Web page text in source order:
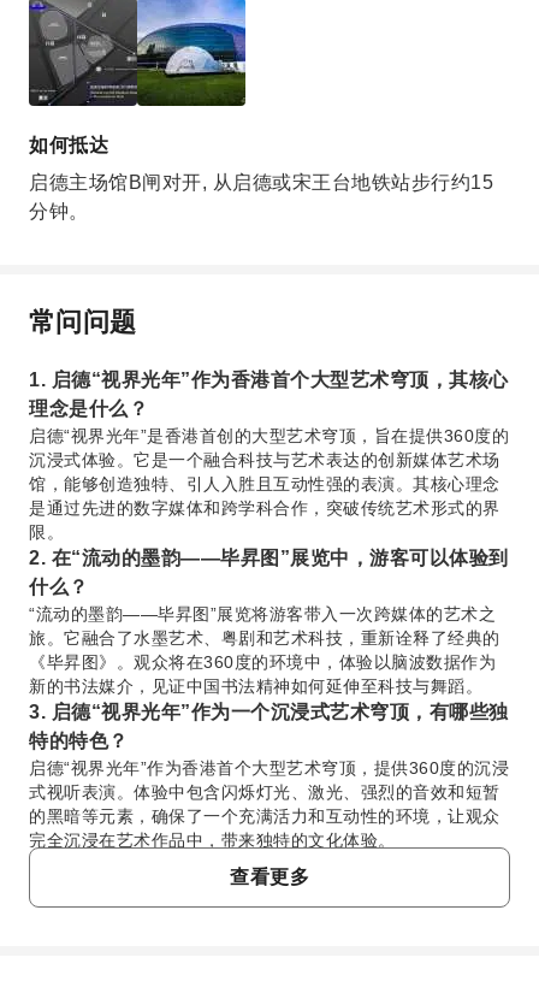
如何抵达
启德主场馆B闸对开, 从启德或宋王台地铁站步行约15
分钟。
常问问题
1. 启德“视界光年”作为香港首个大型艺术穹顶，其核心
理念是什么？
启德“视界光年”是香港首创的大型艺术穹顶，旨在提供360度的
沉浸式体验。它是一个融合科技与艺术表达的创新媒体艺术场
馆，能够创造独特、引人入胜且互动性强的表演。其核心理念
是通过先进的数字媒体和跨学科合作，突破传统艺术形式的界
限。
2. 在“流动的墨韵——毕昇图”展览中，游客可以体验到
什么？
“流动的墨韵——毕昇图”展览将游客带入一次跨媒体的艺术之
旅。它融合了水墨艺术、粤剧和艺术科技，重新诠释了经典的
《毕昇图》。观众将在360度的环境中，体验以脑波数据作为
新的书法媒介，见证中国书法精神如何延伸至科技与舞蹈。
3. 启德“视界光年”作为一个沉浸式艺术穹顶，有哪些独
特的特色？
启德“视界光年”作为香港首个大型艺术穹顶，提供360度的沉浸
式视听表演。体验中包含闪烁灯光、激光、强烈的音效和短暂
的黑暗等元素，确保了一个充满活力和互动性的环境，让观众
完全沉浸在艺术作品中，带来独特的文化体验。
4. 启德“视界光年”艺术穹顶位于香港何处？
查看更多